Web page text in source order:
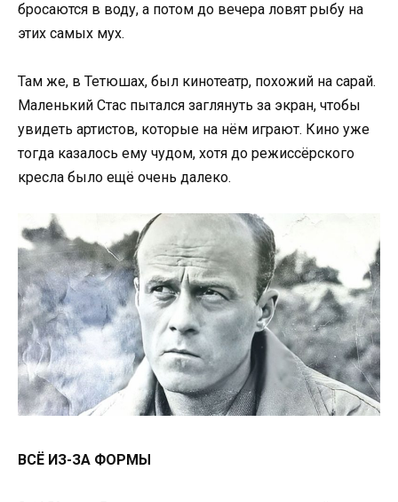
бросаются в воду, а потом до вечера ловят рыбу на
этих самых мух.
Там же, в Тетюшах, был кинотеатр, похожий на сарай.
Маленький Стас пытался заглянуть за экран, чтобы
увидеть артистов, которые на нём играют. Кино уже
тогда казалось ему чудом, хотя до режиссёрского
кресла было ещё очень далеко.
ВСЁ ИЗ-ЗА ФОРМЫ